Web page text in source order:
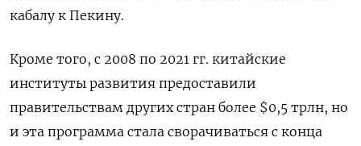
кабалу к Пекину.
Кроме того, с 2008 по 2021 гг. китайские
институты развития предоставили
правительствам других стран более $0,5 трлн, но
и эта программа стала сворачиваться с конца